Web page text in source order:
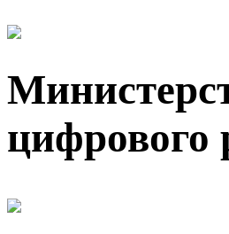
цифрового